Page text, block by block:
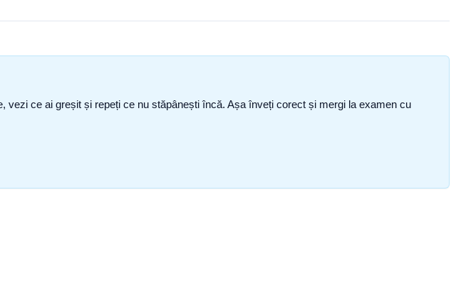
ce ai greșit și repeți ce nu stăpânești încă. Așa înveți corect și mergi la examen cu